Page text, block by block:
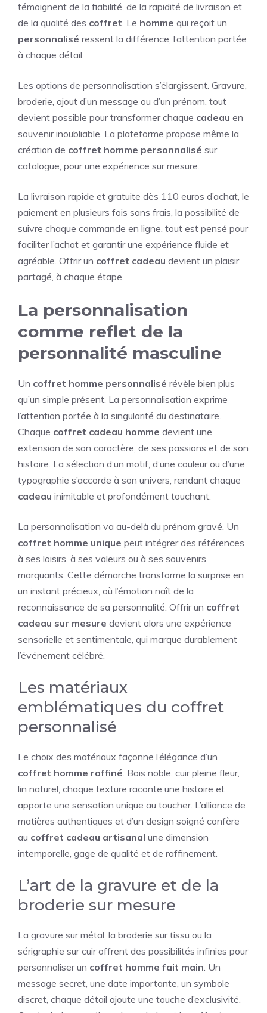
témoignent de la fiabilité, de la rapidité de livraison et
de la qualité des coffret. Le homme qui reçoit un
personnalisé ressent la différence, l’attention portée
à chaque détail.
Les options de personnalisation s’élargissent. Gravure,
broderie, ajout d’un message ou d’un prénom, tout
devient possible pour transformer chaque cadeau en
souvenir inoubliable. La plateforme propose même la
création de coffret homme personnalisé sur
catalogue, pour une expérience sur mesure.
La livraison rapide et gratuite dès 110 euros d’achat, le
paiement en plusieurs fois sans frais, la possibilité de
suivre chaque commande en ligne, tout est pensé pour
faciliter l’achat et garantir une expérience fluide et
agréable. Offrir un coffret cadeau devient un plaisir
partagé, à chaque étape.
La personnalisation
comme reflet de la
personnalité masculine
Un coffret homme personnalisé révèle bien plus
qu’un simple présent. La personnalisation exprime
l’attention portée à la singularité du destinataire.
Chaque coffret cadeau homme devient une
extension de son caractère, de ses passions et de son
histoire. La sélection d’un motif, d’une couleur ou d’une
typographie s’accorde à son univers, rendant chaque
cadeau inimitable et profondément touchant.
La personnalisation va au-delà du prénom gravé. Un
coffret homme unique peut intégrer des références
à ses loisirs, à ses valeurs ou à ses souvenirs
marquants. Cette démarche transforme la surprise en
un instant précieux, où l’émotion naît de la
reconnaissance de sa personnalité. Offrir un coffret
cadeau sur mesure devient alors une expérience
sensorielle et sentimentale, qui marque durablement
l’événement célébré.
Les matériaux
emblématiques du coffret
personnalisé
Le choix des matériaux façonne l’élégance d’un
coffret homme raffiné. Bois noble, cuir pleine fleur,
lin naturel, chaque texture raconte une histoire et
apporte une sensation unique au toucher. L’alliance de
matières authentiques et d’un design soigné confère
au coffret cadeau artisanal une dimension
intemporelle, gage de qualité et de raffinement.
L’art de la gravure et de la
broderie sur mesure
La gravure sur métal, la broderie sur tissu ou la
sérigraphie sur cuir offrent des possibilités infinies pour
personnaliser un coffret homme fait main. Un
message secret, une date importante, un symbole
discret, chaque détail ajoute une touche d’exclusivité.